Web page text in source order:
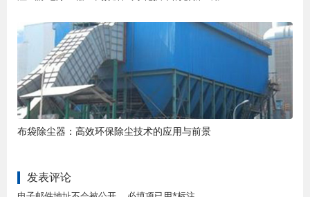
布袋除尘器：高效环保除尘技术的应用与前景
发表评论